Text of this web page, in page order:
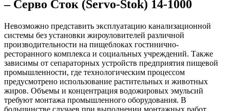
– Серво Сток (Servo-Stok) 14-1000
Невозможно представить эксплуатацию канализационной
системы без установки жироуловителей различной
производительности на пищеблоках гостинично-
ресторанного комплекса и социальных учреждений. Также
зависимы от сепараторных устройств предприятия пищевой
промышленности, где технологическим процессом
предусмотрено использование растительных и животных
жиров. Объемы и концентрация водожировых эмульсий
требуют монтажа промышленного оборудования. В
большинстве случаев при выполнении монтажных работ